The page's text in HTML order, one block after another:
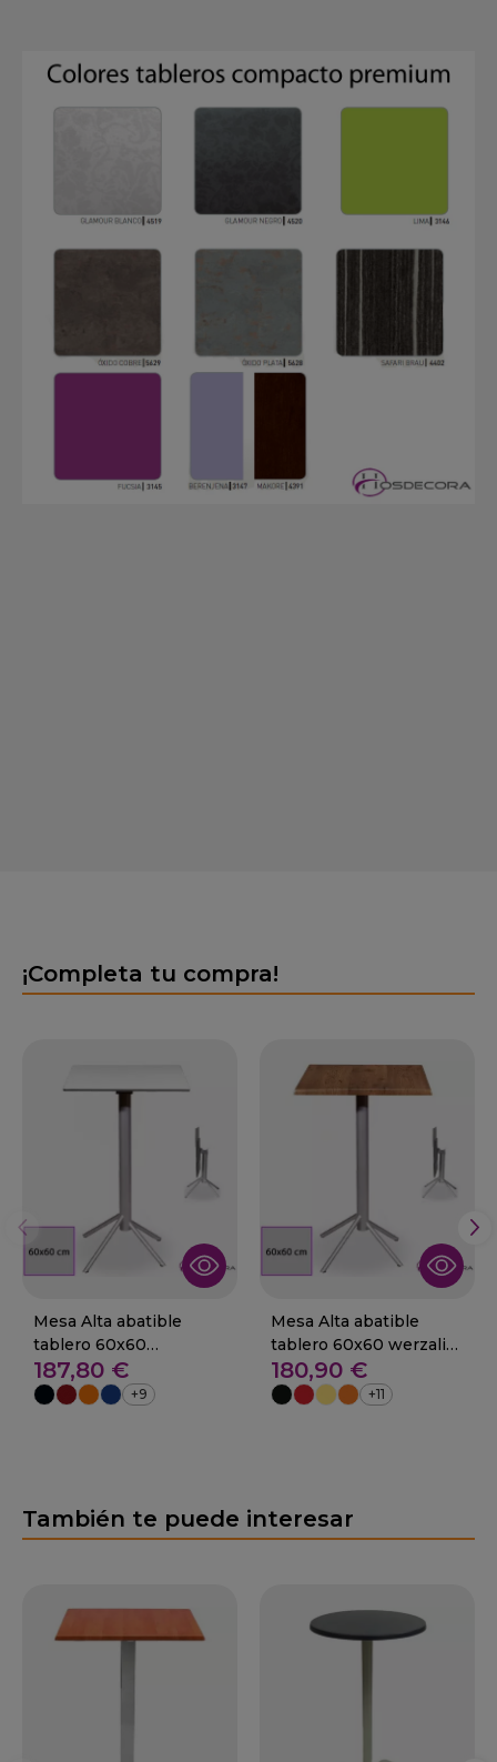
¡Completa tu compra!
Mesa Alta abatible
tablero 60x60
compacto 29-NIEBLA
187,80 €
+9
Mesa Alta abatible
tablero 60x60 werzalit
29-NIEBLA
180,90 €
+11
También te puede interesar